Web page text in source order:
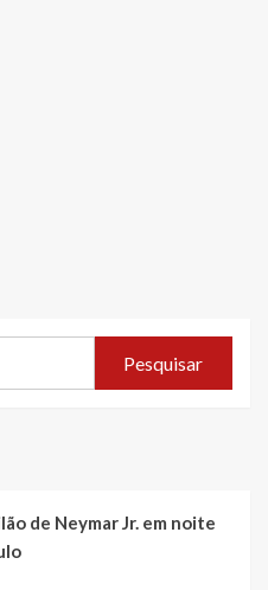
Pesquisar
de Neymar Jr. em noite